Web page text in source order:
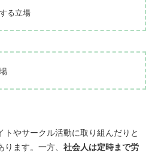
る立場
やサークル活動に取り組んだりと
ます。一方、 社会人は定時まで労